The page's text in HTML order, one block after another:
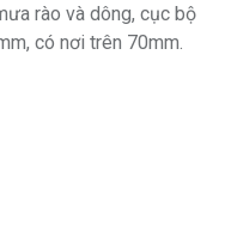
rào và dông, cục bộ
có nơi trên 70mm.